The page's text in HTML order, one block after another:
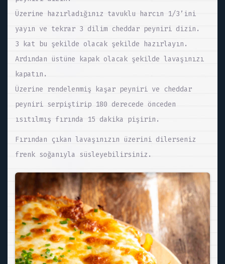
Üzerine hazırladığınız tavuklu harcın 1/3’ini
yayın ve tekrar 3 dilim cheddar peyniri dizin.
3 kat bu şekilde olacak şekilde hazırlayın.
Ardından üstüne kapak olacak şekilde lavaşınızı
kapatın.
Üzerine rendelenmiş kaşar peyniri ve cheddar
peyniri serpiştirip 180 derecede önceden
ısıtılmış fırında 15 dakika pişirin.
Fırından çıkan lavaşınızın üzerini dilerseniz
frenk soğanıyla süsleyebilirsiniz.